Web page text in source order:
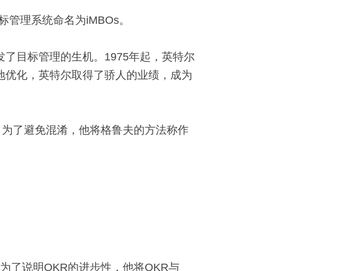
管理系统命名为iMBOs。
目标管理的生机。1975年起，英特尔
化，英特尔取得了骄人的业绩，成为
了避免混淆，他将格鲁夫的方法称作
了说明OKR的进步性，他将OKR与